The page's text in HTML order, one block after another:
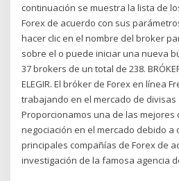
continuación se muestra la lista de
Forex de acuerdo con sus
hacer clic en el nombre del broker
sobre el o puede iniciar una nueva
37 brokers de un total de 238. BRÓKER
ELEGIR. El bróker de Forex en línea
trabajando en el mercado de divisas
Proporcionamos una de las mejores
negociación en el mercado debido a
principales compañías de Forex de
investigación de la famosa agencia